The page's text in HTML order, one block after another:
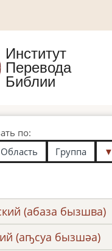
Институт
Перевода
Библии
по:
Область Группа ▼
(абаза бызшва)
(аҧсуа бызшәа)